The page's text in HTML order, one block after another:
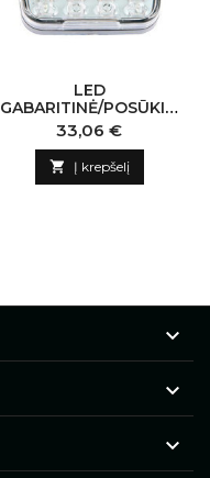
LED
GABARITINĖ/POSŪKIO
LEMPUTĖ 12–24V,
105X95X24MM
Kaina
33,06 €
 Į krepšelį


